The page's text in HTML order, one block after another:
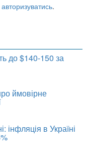
авторизуватись.